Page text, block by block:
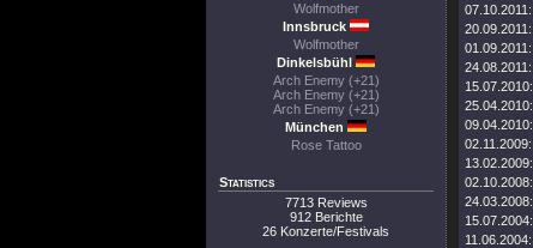
Wolfmother
Innsbruck
Wolfmother
Dinkelsbühl
Arch Enemy (+21)
Arch Enemy (+21)
Arch Enemy (+21)
München
Rose Tattoo
Statistics
7713 Reviews
912 Berichte
26 Konzerte/Festivals
07.10.2011:
20.09.2011:
01.09.2011:
24.08.2011:
15.07.2010:
25.04.2010:
09.04.2010:
02.11.2009:
13.02.2009:
02.10.2008:
24.03.2008:
15.07.2004:
11.06.2004: